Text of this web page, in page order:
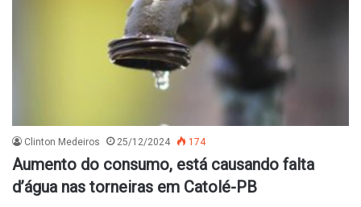
Clinton Medeiros 25/12/2024 174
Aumento do consumo, está causando falta
d’água nas torneiras em Catolé-PB